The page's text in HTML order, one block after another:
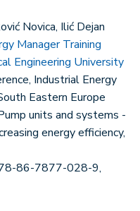
Novica, Ilić Dejan
Manager Training
Engineering University
Industrial Energy
Eastern Europe
units and systems -
energy efficiency,
86-7877-028-9,